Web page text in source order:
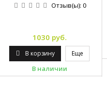
Отзыв(ы): 0
1030 руб.
В корзину Еще
В наличии